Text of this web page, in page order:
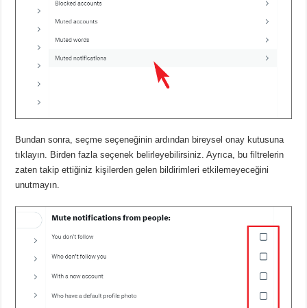
Bundan sonra, seçme seçeneğinin ardından bireysel onay kutusuna
tıklayın. Birden fazla seçenek belirleyebilirsiniz.Ayrıca, bu filtrelerin
zaten takip ettiğiniz kişilerden gelen bildirimleri etkilemeyeceğini
unutmayın.